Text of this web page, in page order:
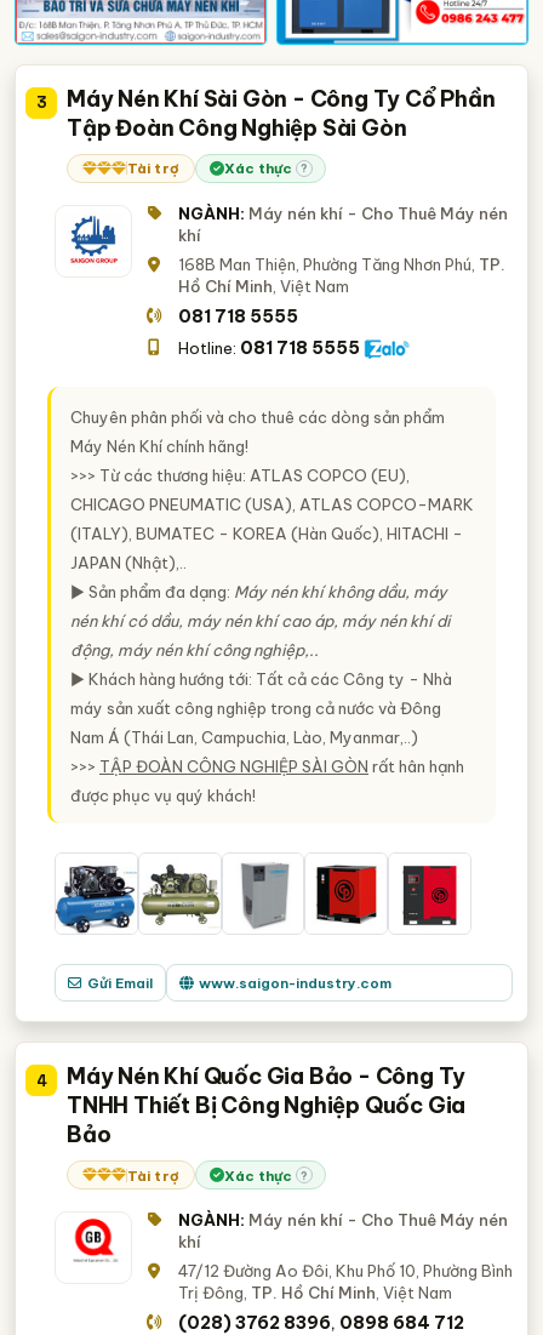
3
Máy Nén Khí Sài Gòn - Công Ty Cổ Phần
Tập Đoàn Công Nghiệp Sài Gòn
Tài trợ Xác thực ?
NGÀNH: Máy nén khí - Cho Thuê Máy nén
khí
168B Man Thiện, Phường Tăng Nhơn Phú, TP.
Hồ Chí Minh , Việt Nam
081 718 5555
Hotline: 081 718 5555
Chuyên phân phối và cho thuê các dòng sản phẩm
Máy Nén Khí chính hãng!
>>> Từ các thương hiệu: ATLAS COPCO (EU),
CHICAGO PNEUMATIC (USA), ATLAS COPCO-MARK
(ITALY), BUMATEC - KOREA (Hàn Quốc), HITACHI -
JAPAN (Nhật),..
► Sản phẩm đa dạng: Máy nén khí không dầu, máy
nén khí có dầu, máy nén khí cao áp, máy nén khí di
động, máy nén khí công nghiệp,..
► Khách hàng hướng tới: Tất cả các Công ty - Nhà
máy sản xuất công nghiệp trong cả nước và Đông
Nam Á (Thái Lan, Campuchia, Lào, Myanmar,..)
>>> TẬP ĐOÀN CÔNG NGHIỆP SÀI GÒN rất hân hạnh
được phục vụ quý khách!
Gửi Email www.saigon-industry.com
4
Máy Nén Khí Quốc Gia Bảo - Công Ty
TNHH Thiết Bị Công Nghiệp Quốc Gia
Bảo
Tài trợ Xác thực ?
NGÀNH: Máy nén khí - Cho Thuê Máy nén
khí
47/12 Đường Ao Đôi, Khu Phố 10, Phường Bình
Trị Đông, TP. Hồ Chí Minh, Việt Nam
(028) 3762 8396, 0898 684 712